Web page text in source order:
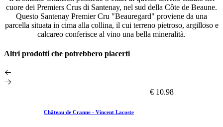
cuore dei Premiers Crus di Santenay, nel sud della Côte de Beaune.
Questo Santenay Premier Cru "Beauregard" proviene da una
parcella situata in cima alla collina, il cui terreno pietroso, argilloso e
calcareo conferisce al vino una bella mineralità.
Altri prodotti che potrebbero piacerti
€ 10.98
Château de Cranne - Vincent Lacoste